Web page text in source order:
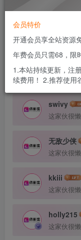
文章 4937
拜月
这家伙很
swivy
这家伙很
无敌少侠
这家伙很
kkiii
这家伙很
holly215
这家伙很
会员特价
开通会员享全站资源
年费会员只需68，限
1.本站持续更新，注
续费用！ 2.推荐使用